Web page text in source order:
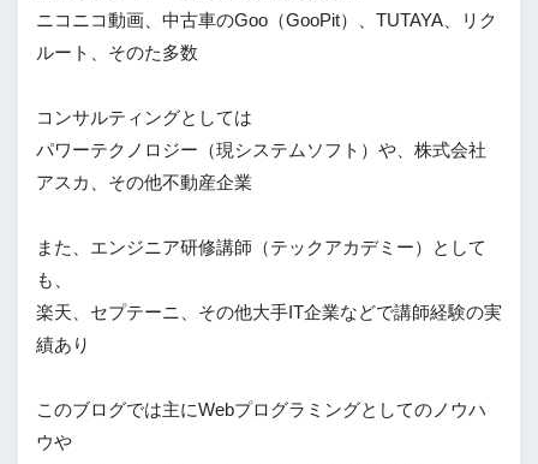
ニコニコ動画、中古車のGoo（GooPit）、TUTAYA、リク
ルート、そのた多数
コンサルティングとしては
パワーテクノロジー（現システムソフト）や、株式会社
アスカ、その他不動産企業
また、エンジニア研修講師（テックアカデミー）として
も、
楽天、セプテーニ、その他大手IT企業などで講師経験の実
績あり
このブログでは主にWebプログラミングとしてのノウハ
ウや